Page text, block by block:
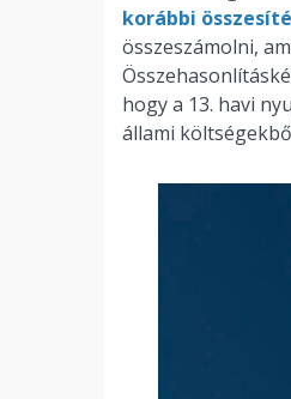
korábbi
összeszámolni,
hogy a 13. havi
állami